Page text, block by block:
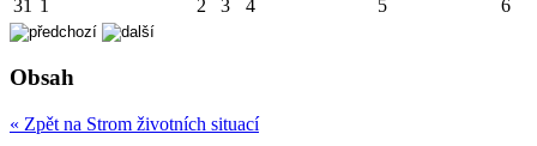
31 1 2 3 4 5 6
Obsah
« Zpět na Strom životních situací